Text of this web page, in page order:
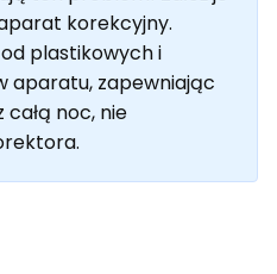
korekcyjny.
plastikowych i
aparatu, zapewniając
całą noc, nie